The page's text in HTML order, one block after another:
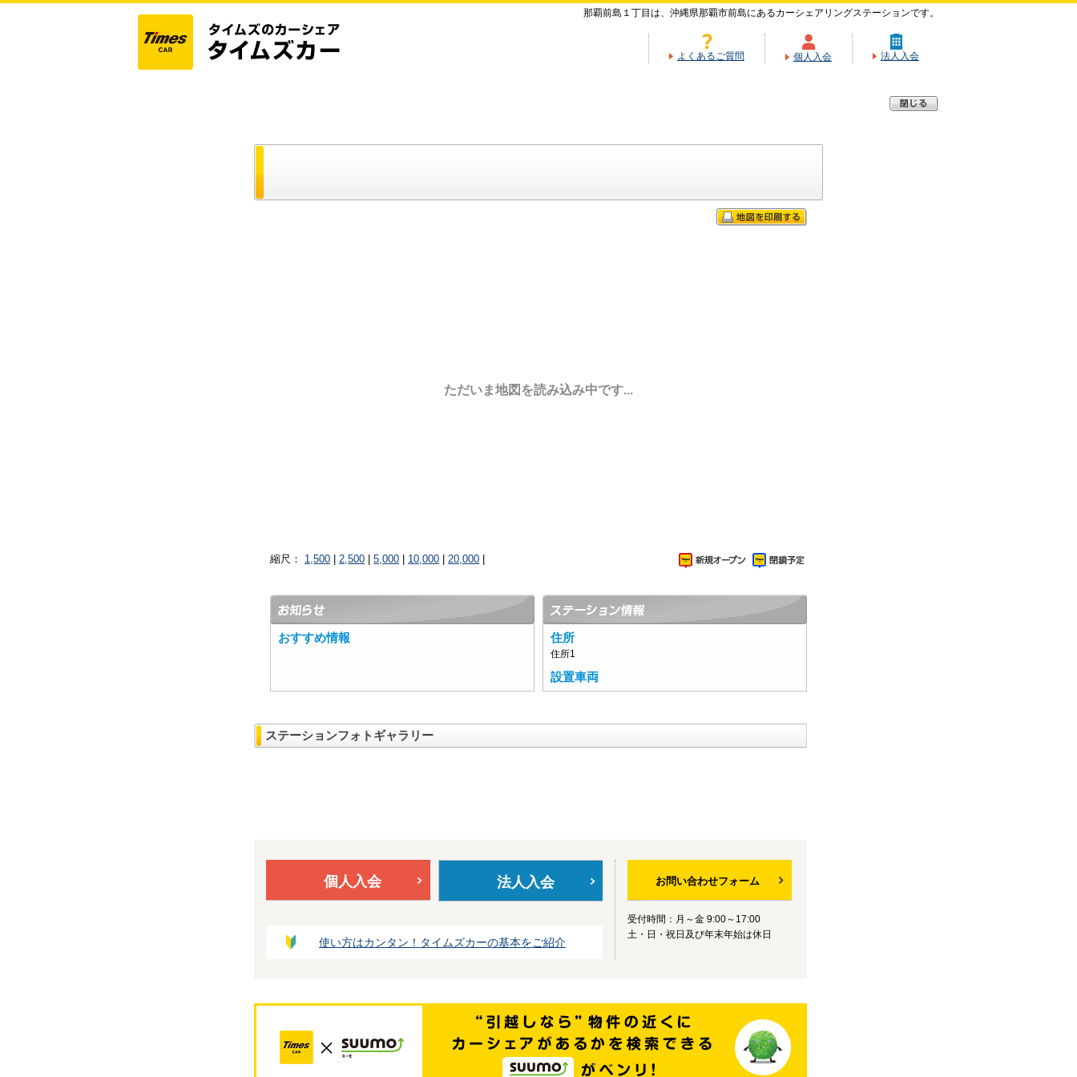
那覇前島１丁目は、沖縄県那覇市前島にあるカーシェアリングステーションです。
よくあるご質問 個人入会 法人入会
ただいま地図を読み込み中です...
縮尺： 1,500 2,500 5,000 10,000 20,000
おすすめ情報 住所
住所1
設置車両
ステーションフォトギャラリー
個人入会 法人入会
使い方はカンタン！タイムズカーの基本をご紹介
お問い合わせフォーム
受付時間：月～金 9:00～17:00
土・日・祝日及び年末年始は休日